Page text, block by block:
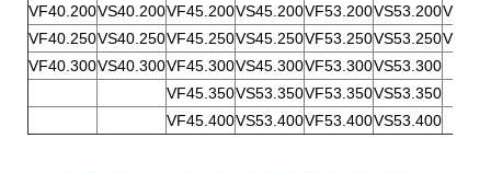
VF40.200VS40.200VF45.200VS45.200VF53.200VS53.200
VF40.250VS40.250VF45.250VS45.250VF53.250VS53.250
VF40.300VS40.300VF45.300VS45.300VF53.300VS53.300
VF45.350VS53.350VF53.350VS53.350
VF45.400VS53.400VF53.400VS53.400